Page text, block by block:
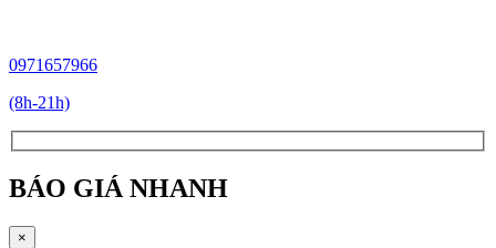
0971657966
(8h-21h)
BÁO GIÁ NHANH
×